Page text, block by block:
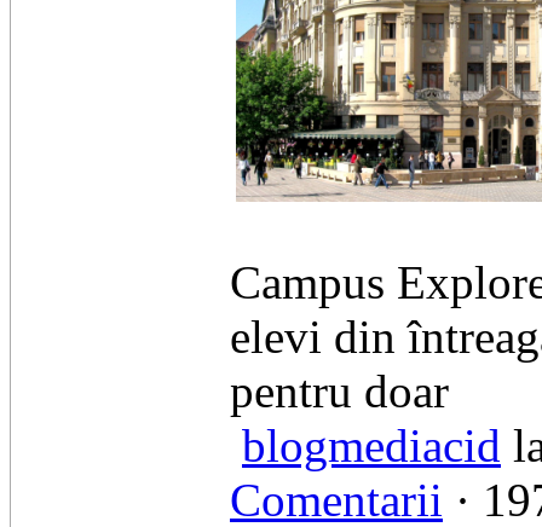
Campus
elevi din
pentru doar
blogmediacid
Comentarii ·